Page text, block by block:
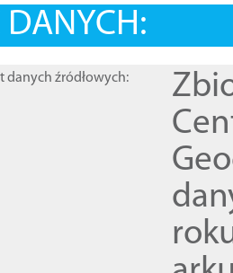
DANYCH:
danych źródłowych: